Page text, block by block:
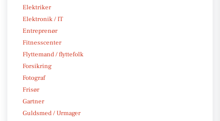
Elektriker
Elektronik / IT
Entreprenør
Fitnesscenter
Flyttemand / flyttefolk
Forsikring
Fotograf
Frisør
Gartner
Guldsmed / Urmager